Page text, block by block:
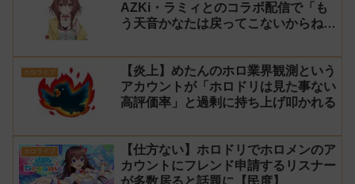
AZKi・ラミィとのコラボ配信で「も
う天音かなたは戻ってこないからね」
ホロライブ
【炎上】めたんのホロ業界観測という
アカウントが「ホロドリは見た事ない
高評価率」と過剰に持ち上げ叩かれる
ホロライブ
【仕方ない】ホロドリでホロメンのア
カウントにフレンド申請するリスナー
が多数居ると話題に【民度】